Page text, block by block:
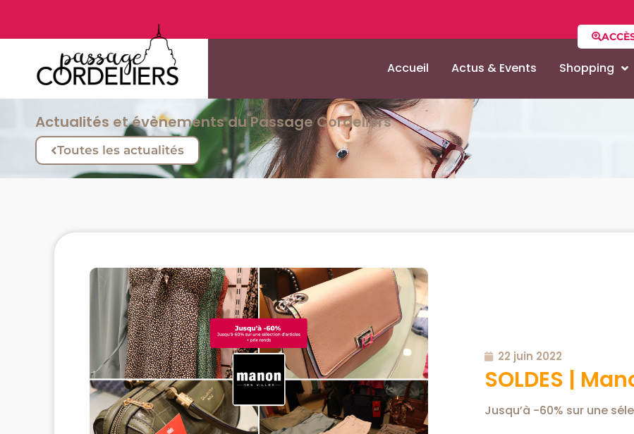
Accueil Actus & Events Shopping
Actualités et évènements du Passage Cordeliers
Toutes les actualités
22 juin 2022
SOLDES |
Jusqu’à -60% sur une